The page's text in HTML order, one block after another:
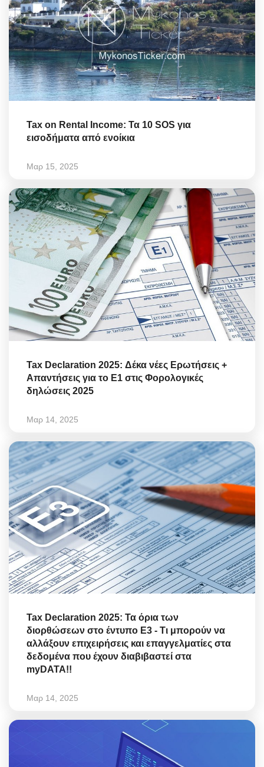
Tax on Rental Income: Τα 10 SOS για
εισοδήματα από ενοίκια
Μαρ 15, 2025
Tax Declaration 2025: Δέκα νέες Ερωτήσεις +
Απαντήσεις για το Ε1 στις Φορολογικές
δηλώσεις 2025
Μαρ 14, 2025
Tax Declaration 2025: Τα όρια των
διορθώσεων στο έντυπο Ε3 - Τι μπορούν να
αλλάξουν επιχειρήσεις και επαγγελματίες στα
δεδομένα που έχουν διαβιβαστεί στα
myDATA!!
Μαρ 14, 2025